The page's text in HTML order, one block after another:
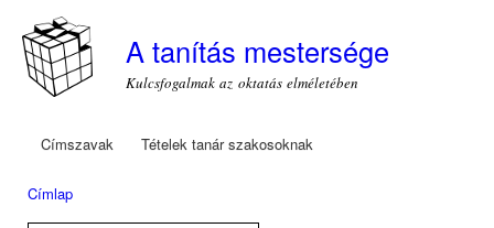
A tanítás mestersége
Kulcsfogalmak az oktatás elméletében
Főmenü
Címszavak Tételek tanár szakosoknak
Címlap